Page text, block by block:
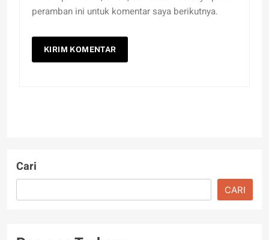
peramban ini untuk komentar saya berikutnya.
Cari
CARI